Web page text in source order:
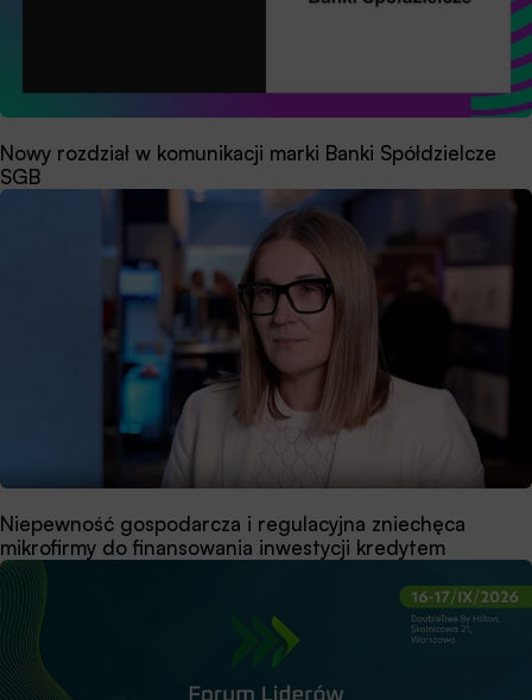
Nowy rozdział w komunikacji marki Banki Spółdzielcze
SGB
Niepewność gospodarcza i regulacyjna zniechęca
mikrofirmy do finansowania inwestycji kredytem